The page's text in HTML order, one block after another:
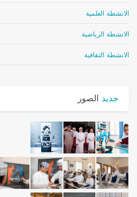
الانشطة العلمية
الانشطة الرياضية
الانشطة الثقافية
جديد الصور